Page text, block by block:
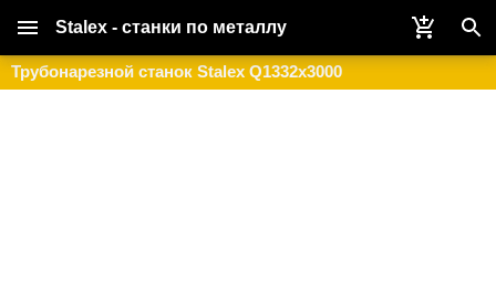
Stalex - станки по металлу
Трубонарезной станок Stalex Q1332x3000